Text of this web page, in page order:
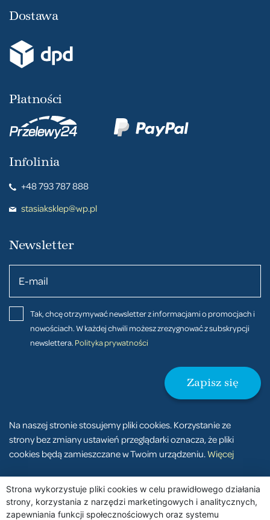
Strona wykorzystuje pliki cookies w celu prawidłowego działania
strony, korzystania z narzędzi marketingowych i analitycznych,
zapewniania funkcji społecznościowych oraz systemu
Dostawa
Płatności
Infolinia
+48 793 787 888
stasiaksklep@wp.pl
Na naszej stronie stosujemy pliki cookies. Korzystanie ze
strony bez zmiany ustawień przeglądarki oznacza, że pliki
cookies będą zamieszczane w Twoim urządzeniu.Więcej
2026 Copyrights © STASIAK Medical Team
Wykonanie: Dogtronic
Newsletter
Tak, chcę otrzymywać newsletter z informacjami o promocjach i
nowościach. W każdej chwili możesz zrezygnować z subskrypcji
newslettera. Polityka prywatności